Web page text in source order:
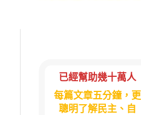
已經幫助幾十萬人
每篇文章五分鐘，更
聰明了解民主、自